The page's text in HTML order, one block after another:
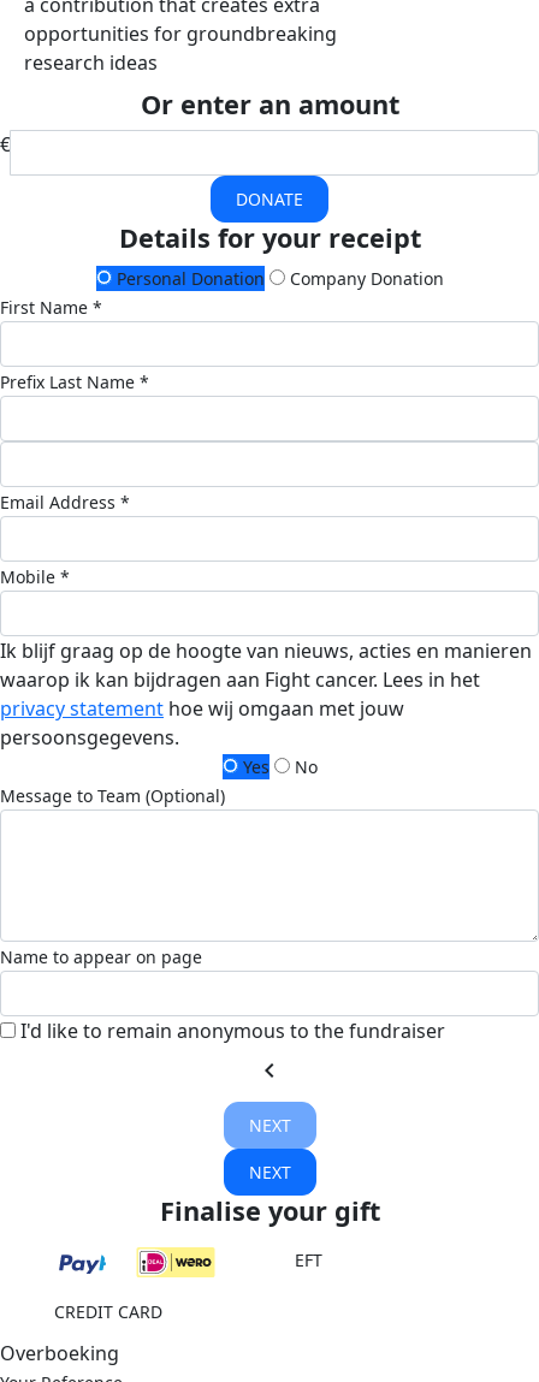
opportunities for groundbreaking
research ideas
Or enter an amount
€
DONATE
Details for your receipt
Personal Donation
Company Donation
First Name *
Prefix Last Name *
Email Address *
Mobile *
Ik blijf graag op de hoogte van nieuws, acties en manieren
waarop ik kan bijdragen aan Fight cancer. Lees in het
privacy statement hoe wij omgaan met jouw
persoonsgegevens.
Yes
No
Message to Team (Optional)
Name to appear on page
I'd like to remain anonymous to the fundraiser
chevron_left
NEXT
NEXT
Finalise your gift
EFT
CREDIT CARD
Overboeking